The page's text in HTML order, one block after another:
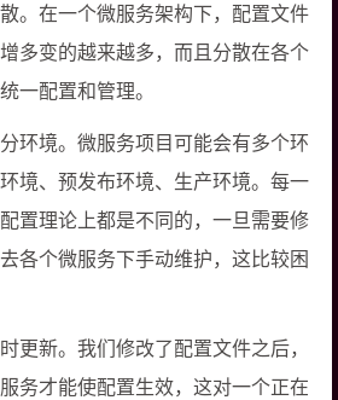
。在一个微服务架构下，配置文件
多变的越来越多，而且分散在各个
一配置和管理。
环境。微服务项目可能会有多个环
境、预发布环境、生产环境。每一
置理论上都是不同的，一旦需要修
各个微服务下手动维护，这比较困
更新。我们修改了配置文件之后，
务才能使配置生效，这对一个正在